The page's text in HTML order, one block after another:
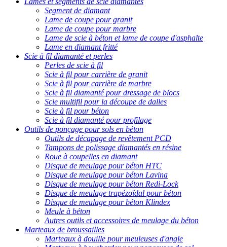
Segment de diamant
Lame de coupe pour granit
Lame de coupe pour marbre
Lame de scie à béton et lame de coupe d'asphalte
Lame en diamant fritté
Scie à fil diamanté et perles
Perles de scie à fil
Scie à fil pour carrière de granit
Scie à fil pour carrière de marbre
Scie à fil diamanté pour dressage de blocs
Scie multifil pour la découpe de dalles
Scie à fil pour béton
Scie à fil diamanté pour profilage
Outils de ponçage pour sols en béton
Outils de décapage de revêtement PCD
Tampons de polissage diamantés en résine
Roue à coupelles en diamant
Disque de meulage pour béton HTC
Disque de meulage pour béton Lavina
Disque de meulage pour béton Redi-Lock
Disque de meulage trapézoïdal pour béton
Disque de meulage pour béton Klindex
Meule à béton
Autres outils et accessoires de meulage du béton
Marteaux de broussailles
Marteaux à douille pour meuleuses d'angle